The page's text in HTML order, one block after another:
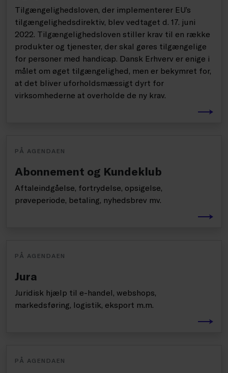
Tilgængelighedsloven, der implementerer EU’s
tilgængelighedsdirektiv, blev vedtaget d. 17. juni
2022. Tilgængelighedsloven stiller krav til en række
produkter og tjenester, der skal gøres tilgængelige
for personer med handicap. Dansk Erhverv er enige i
målet om øget tilgængelighed, men er bekymret for,
at det bliver uforholdsmæssigt dyrt for
virksomhederne at overholde de ny krav.
PÅ AGENDAEN
Abonnement og Kundeklub
Aftaleindgåelse, fortrydelse, opsigelse,
prøveperiode, betaling, nyhedsbrev mv.
PÅ AGENDAEN
Jura
Juridisk hjælp til e-handel, webshops,
markedsføring, logistik, eksport m.m.
PÅ AGENDAEN